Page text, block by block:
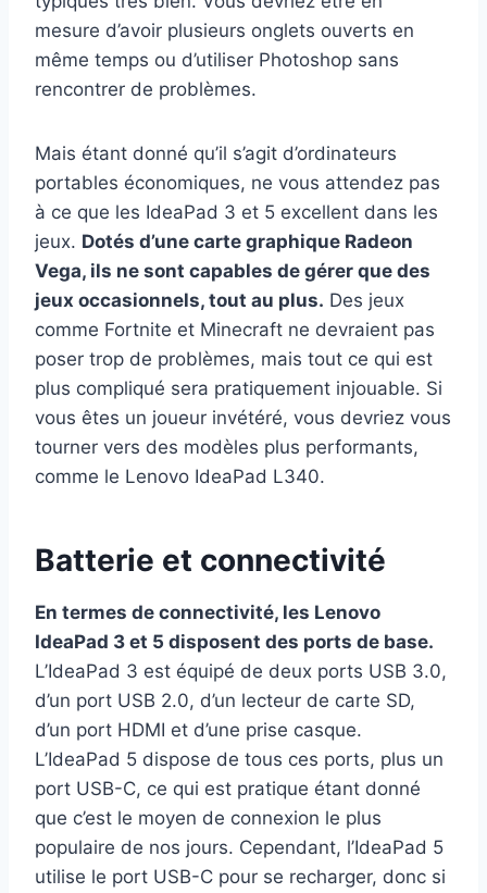
mesure d’avoir plusieurs onglets ouverts en
même temps ou d’utiliser Photoshop sans
rencontrer de problèmes.
Mais étant donné qu’il s’agit d’ordinateurs
portables économiques, ne vous attendez pas
à ce que les IdeaPad 3 et 5 excellent dans les
jeux. Dotés d’une carte graphique Radeon
Vega, ils ne sont capables de gérer que des
jeux occasionnels, tout au plus. Des jeux
comme Fortnite et Minecraft ne devraient pas
poser trop de problèmes, mais tout ce qui est
plus compliqué sera pratiquement injouable. Si
vous êtes un joueur invétéré, vous devriez vous
tourner vers des modèles plus performants,
comme le Lenovo IdeaPad L340.
Batterie et connectivité
En termes de connectivité, les Lenovo
IdeaPad 3 et 5 disposent des ports de base.
L’IdeaPad 3 est équipé de deux ports USB 3.0,
d’un port USB 2.0, d’un lecteur de carte SD,
d’un port HDMI et d’une prise casque.
L’IdeaPad 5 dispose de tous ces ports, plus un
port USB-C, ce qui est pratique étant donné
que c’est le moyen de connexion le plus
populaire de nos jours. Cependant, l’IdeaPad 5
utilise le port USB-C pour se recharger, donc si